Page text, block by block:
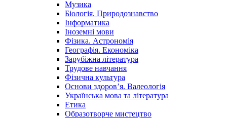
Музика
Біологія. Природознавство
Інформатика
Іноземні мови
Фізика. Астрономія
Географія. Економіка
Зарубіжна література
Трудове навчання
Фізична культура
Основи здоров’я. Валеологія
Українська мова та література
Етика
Образотворче мистецтво